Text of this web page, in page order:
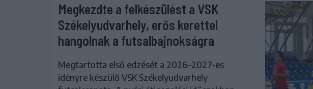
Megkezdte a felkészülést a VSK
Székelyudvarhely, erős kerettel
hangolnak a futsalbajnokságra
Megtartotta első edzését a 2026–2027-es
idényre készülő VSK Székelyudvarhely